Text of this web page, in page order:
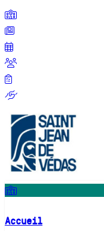
Accueil